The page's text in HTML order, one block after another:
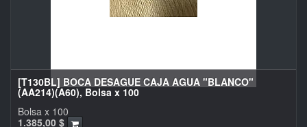
[T130BL] BOCA DESAGUE CAJA AGUA "BLANCO"
(AA214)(A60), Bolsa x 100
1.385,00 $
Bolsa x 100